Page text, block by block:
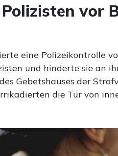
vor
eine Polizeikontrolle
und hinderte sie an
Gebetshauses der
die Tür von